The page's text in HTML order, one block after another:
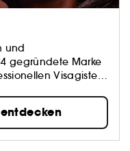
und
gegründete Marke
Visagisten
werden von Make-
wie vom
damit schöner
auch ausdrücken.
entdecken